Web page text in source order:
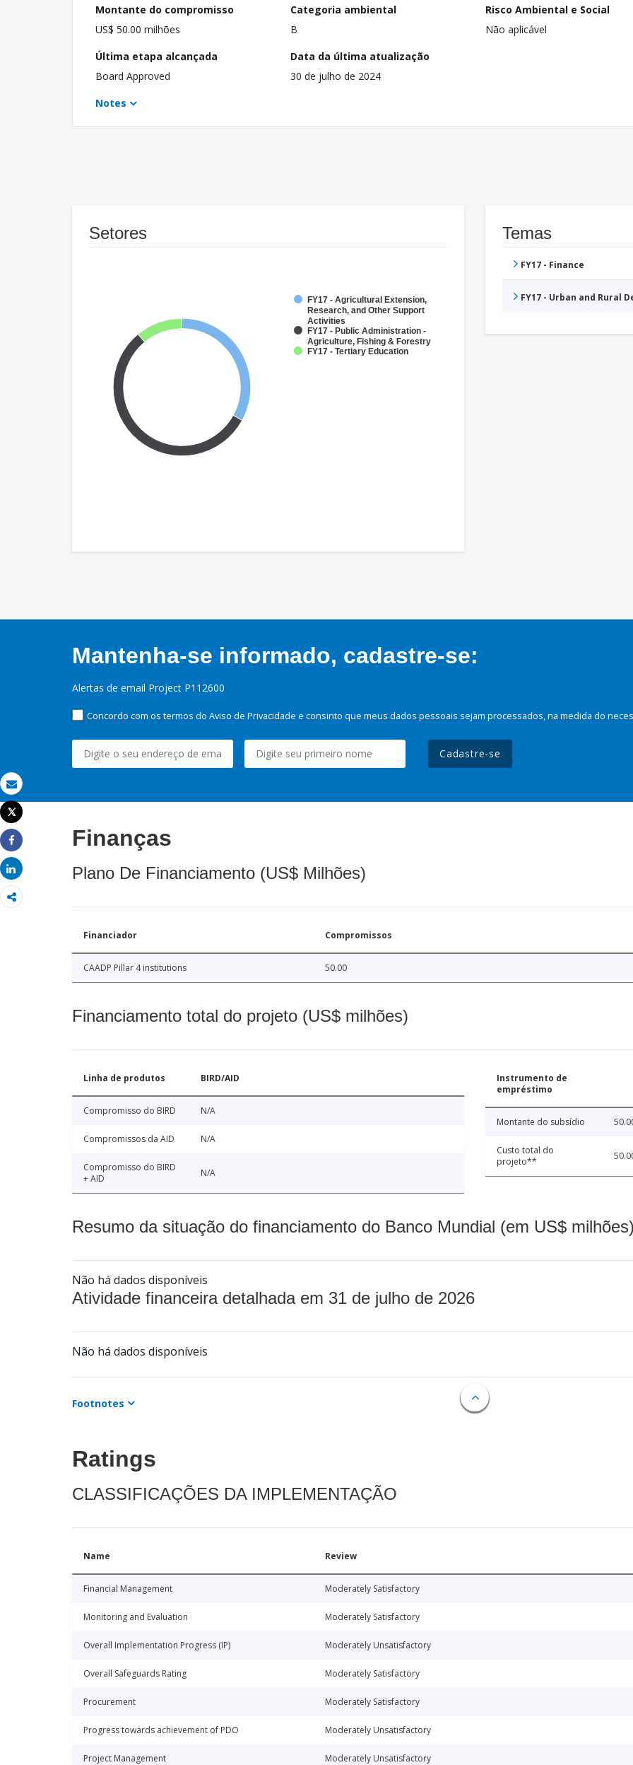
Email
Imprimir
Tweet
Share
Share
Montante do compromisso
US$ 50.00 milhões
Categoria ambiental
B
Risco Ambiental e Social
Não aplicável
Última etapa alcançada
Board Approved
Data da última atualização
30 de julho de 2024
Notes
Setores
FY17 - Agricultural Extension,
Research, and Other Support
Activities
FY17 - Public Administration -
Agriculture, Fishing & Forestry
FY17 - Tertiary Education
Temas
FY17 - Finance
FY17 - Urban and Rural
Mantenha-se informado, cadastre-se:
Alertas de email Project P112600
Concordo com os termos do Aviso de Privacidade e consinto que meus dados pessoais sejam processados, na medida do
Cadastre-se
Finanças
Plano De Financiamento (US$ Milhões)
Financiador Compromissos
CAADP Pillar 4 institutions 50.00
Financiamento total do projeto (US$ milhões)
Linha de produtos BIRD/AID
Compromisso do BIRD N/A
Compromissos da AID N/A
Compromisso do BIRD
+ AID
N/A
Instrumento de
empréstimo
Montante do subsídio
Custo total do
projeto**
Resumo da situação do financiamento do Banco Mundial (em US$
Não há dados disponíveis
Atividade financeira detalhada em 31 de julho de 2026
Não há dados disponíveis
Footnotes
Ratings
CLASSIFICAÇÕES DA IMPLEMENTAÇÃO
Name Review
Financial Management Moderately Satisfactory
Monitoring and Evaluation Moderately Satisfactory
Overall Implementation Progress (IP) Moderately Unsatisfactory
Overall Safeguards Rating Moderately Satisfactory
Procurement Moderately Satisfactory
Progress towards achievement of PDO Moderately Unsatisfactory
Project Management Moderately Unsatisfactory